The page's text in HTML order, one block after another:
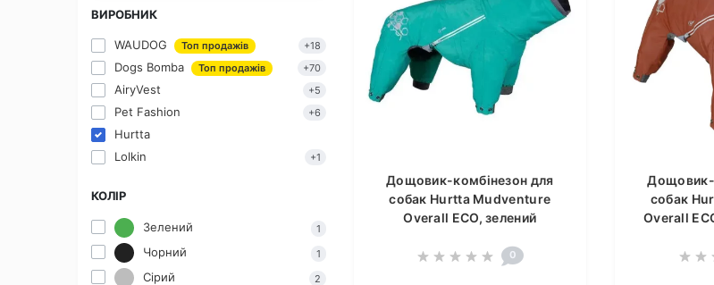
ВИРОБНИК
WAUDOG Топ продажів +18
Dogs Bomba Топ продажів +70
AiryVest +5
Pet Fashion +6
Hurtta
Lolkin
+1
КОЛІР
Зелений 1
Чорний 1
Сірий 2
Дощовик-комбінезон для
собак Hurtta Mudventure
Overall ECO, зелений
0
Дощовик-
собак
Overall